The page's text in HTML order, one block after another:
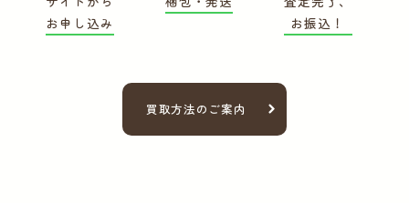
お申し込み
お振込！
買取方法のご案内